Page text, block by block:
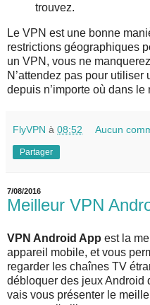
trouvez.
Le VPN est une bonne
restrictions géographiques
un VPN, vous ne
N’attendez pas pour
depuis n’importe où dans le
FlyVPN à 08:52 Aucun
Partager
7/08/2016
Meilleur VPN
VPN Android App est la
appareil mobile, et vous
regarder les chaînes TV
débloquer des jeux Android
vais vous présenter le